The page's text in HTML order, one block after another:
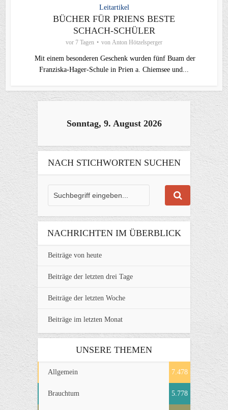
Leitartikel
BÜCHER FÜR PRIENS BESTE
SCHACH-SCHÜLER
vor 7 Tagen von Anton Hötzelsperger
Mit einem besonderen Geschenk wurden fünf Buam der
Franziska-Hager-Schule in Prien a. Chiemsee und...
Sonntag, 9. August 2026
NACH STICHWORTEN SUCHEN
NACHRICHTEN IM ÜBERBLICK
Beiträge von heute
Beiträge der letzten drei Tage
Beiträge der letzten Woche
Beiträge im letzten Monat
UNSERE THEMEN
Allgemein 7.478
Brauchtum 5.778